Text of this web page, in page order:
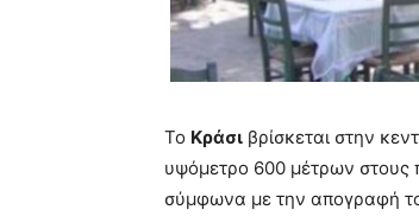
Το Κράσι βρίσκεται στην
υψόμετρο 600 μέτρων στους
σύμφωνα με την απογραφή